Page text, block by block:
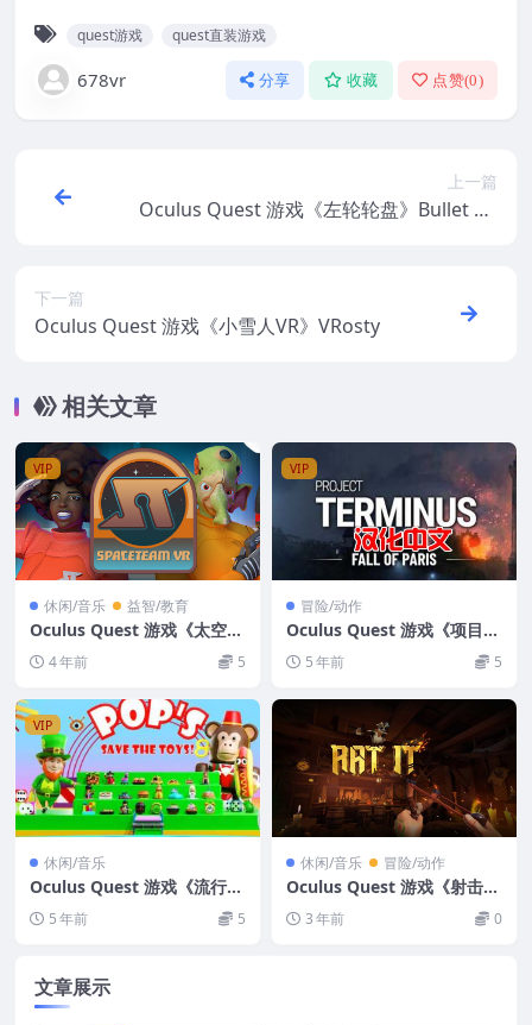
quest游戏 quest直装游戏
678vr 分享 收藏 点赞(0)
上一篇
Oculus Quest 游戏《左轮轮盘》Bullet Ro
下一篇
Oculus Quest 游戏《小雪人VR》VRosty
相关文章
VIP
休闲/音乐 益智/教育
Oculus Quest 游戏《太空冒
险 VR》SpaceteamVR游戏
破解版下载
4 年前 5
VIP
冒险/动作
Oculus Quest 游戏《项目终
点VR》汉化中文版 Project T
erminus VR
5 年前 5
VIP
休闲/音乐
Oculus Quest 游戏《流行街
机VR》Pop’s VR
5 年前 5
休闲/音乐 冒险/动作
Oculus Quest 游戏《射击老
鼠》Rat It
3 年前 0
文章展示